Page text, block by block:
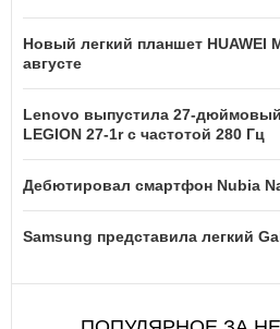
Новый легкий планшет HUAWEI
августе
Lenovo выпустила 27-
LEGION 27-1r с частотой 280 Гц
Дебютировал смартфон Nubia
Samsung представила легкий